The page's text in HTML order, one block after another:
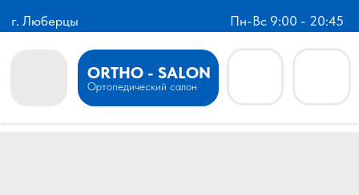
г. Люберцы Пн-Вс 9:00 - 20:45
ORTHO - SALON
Ортопедический салон